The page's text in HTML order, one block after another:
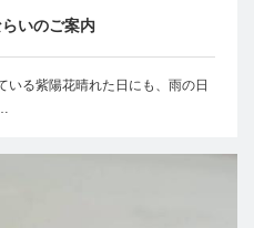
いのご案内
いる紫陽花晴れた日にも、雨の日